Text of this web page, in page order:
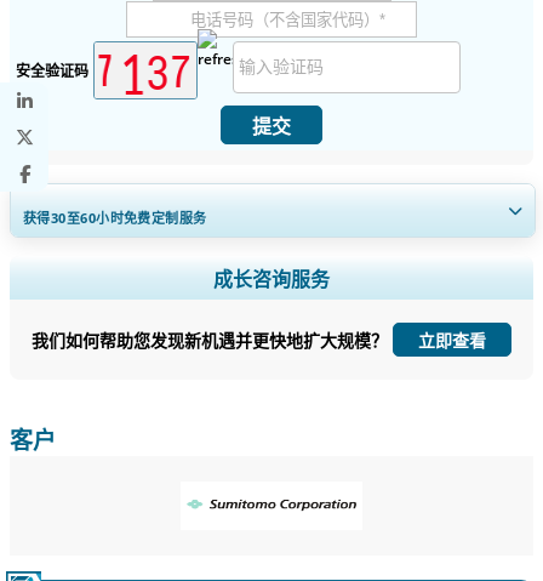
安全验证码
提交
获得30至60小时免费定制服务
扩大区域和国家覆盖范围， 细分市场分析， 公司简介， 竞争基准分析，
以及最终用户洞察。
立即定制
成长咨询服务
我们如何帮助您发现新机遇并更快地扩大规模？ 立即查看
客户